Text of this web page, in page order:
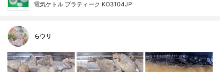
電気ケトル プラティーク KO3104JP
らウリ